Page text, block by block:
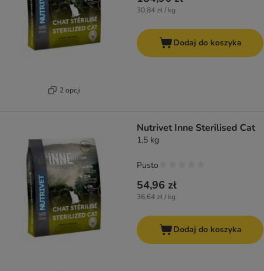
2 opcji
30,84 zł / kg
Dodaj do koszyka
Nutrivet Inne Sterilised Cat
1,5 kg
54,96 zł
36,64 zł / kg
Pusto
Dodaj do koszyka